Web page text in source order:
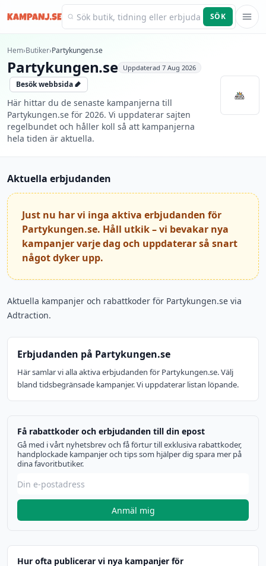
SÖK
Hem›Butiker›Partykungen.se
Partykungen.se Uppdaterad 7 Aug 2026
Besök webbsida
Här hittar du de senaste kampanjerna till
Partykungen.se för 2026. Vi uppdaterar sajten
regelbundet och håller koll så att kampanjerna
hela tiden är aktuella.
Aktuella erbjudanden
Just nu har vi inga aktiva erbjudanden för
Partykungen.se. Håll utkik – vi bevakar nya
kampanjer varje dag och uppdaterar så snart
något dyker upp.
Aktuella kampanjer och rabattkoder för Partykungen.se via
Adtraction.
Erbjudanden på Partykungen.se
Här samlar vi alla aktiva erbjudanden för Partykungen.se. Välj
bland tidsbegränsade kampanjer. Vi uppdaterar listan löpande.
Få rabattkoder och erbjudanden till din epost
Gå med i vårt nyhetsbrev och få förtur till exklusiva rabattkoder,
handplockade kampanjer och tips som hjälper dig spara mer på
dina favoritbutiker.
Anmäl mig
Hur ofta publicerar vi nya kampanjer för